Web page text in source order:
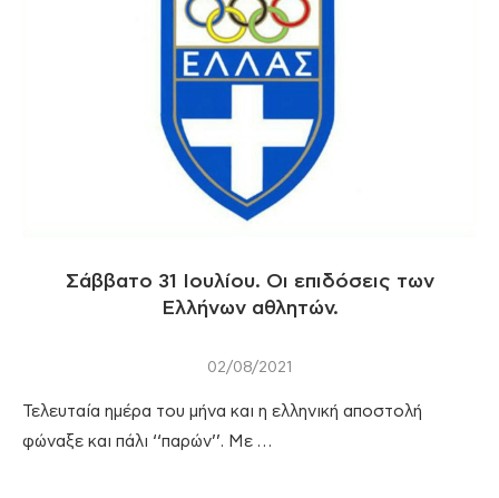
Σάββατο 31 Ιουλίου. Οι επιδόσεις των
Ελλήνων αθλητών.
02/08/2021
Τελευταία ημέρα του μήνα και η ελληνική αποστολή
φώναξε και πάλι ‘‘παρών’’. Με …